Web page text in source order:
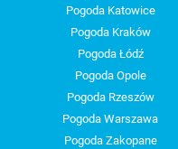
Pogoda Katowice
Pogoda Kraków
Pogoda Łódź
Pogoda Opole
Pogoda Rzeszów
Pogoda Warszawa
Pogoda Zakopane